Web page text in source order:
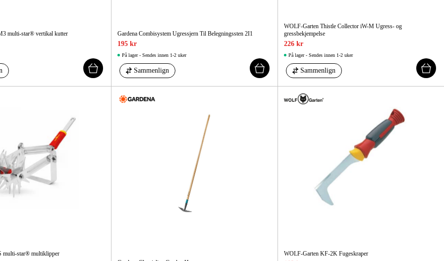
multi-star® vertikal kutter Gardena Combisystem Ugressjern Til Belegningssten 2I1
195 kr
På lager - Sendes innen 1-2 uker
Sammenlign
WOLF-Garten Thistle Collector iW-M Ugress- og
gressbekjempelse
226 kr
På lager - Sendes innen 1-2 uker
Sammenlign
multi-star® multiklipper WOLF-Garten KF-2K Fugeskraper